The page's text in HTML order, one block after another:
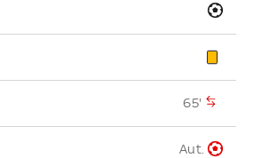
65'
Aut.